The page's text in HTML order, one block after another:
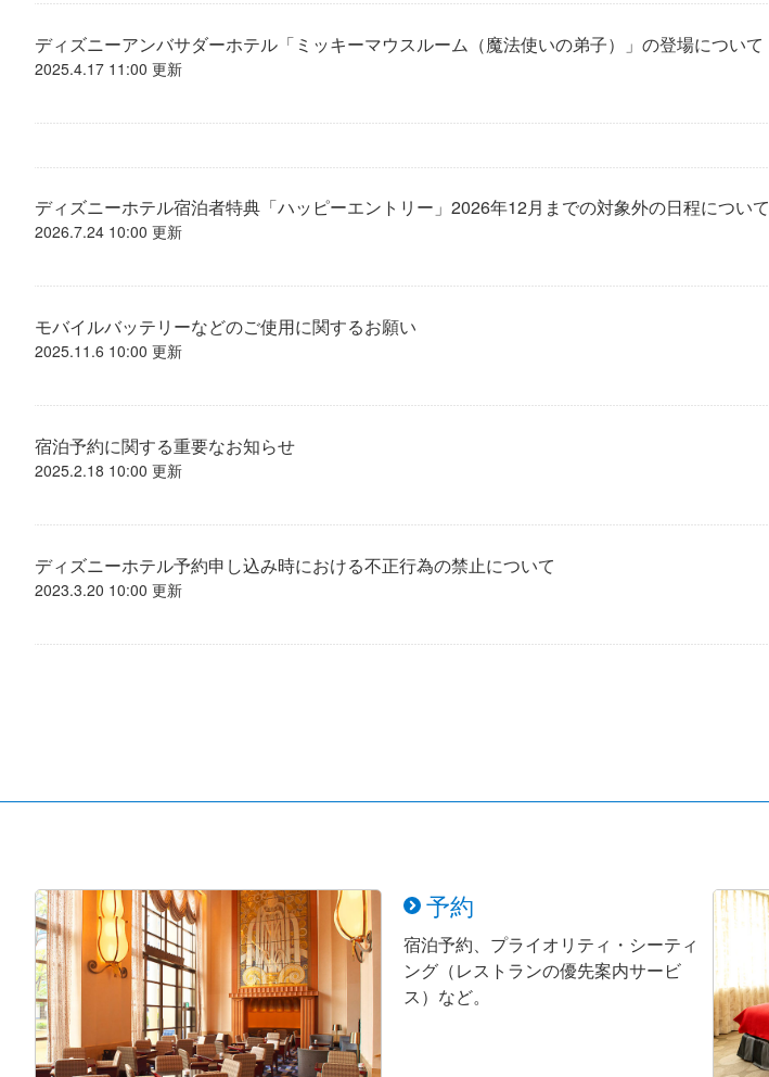
ディズニーアンバサダーホテル「ミッキーマウスルーム（魔法使いの弟子）」の登場について
2025.4.17 11:00 更新
ディズニーホテル宿泊者特典「ハッピーエントリー」2026年12月までの対象外の日程について
2026.7.24 10:00 更新
モバイルバッテリーなどのご使用に関するお願い
2025.11.6 10:00 更新
宿泊予約に関する重要なお知らせ
2025.2.18 10:00 更新
ディズニーホテル予約申し込み時における不正行為の禁止について
2023.3.20 10:00 更新
予約
宿泊予約、プライオリティ・シーティ
ング（レストランの優先案内サービ
ス）など。